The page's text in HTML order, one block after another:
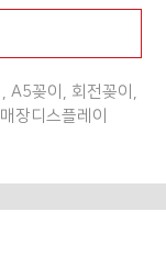
, A5꽂이 , 회전꽂이 ,
매장디스플레이